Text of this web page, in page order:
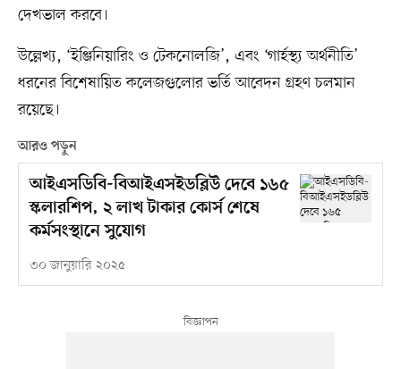
দেখভাল করবে।
উল্লেখ্য, ‘ইঞ্জিনিয়ারিং ও টেকনোলজি’, এবং ‘গার্হস্থ্য অর্থনীতি’
ধরনের বিশেষায়িত কলেজগুলোর ভর্তি আবেদন গ্রহণ চলমান
রয়েছে।
আরও পড়ুন
আইএসডিবি-বিআইএসইডব্লিউ দেবে ১৬৫
স্কলারশিপ, ২ লাখ টাকার কোর্স শেষে
কর্মসংস্থানে সুযোগ
৩০ জানুয়ারি ২০২৫